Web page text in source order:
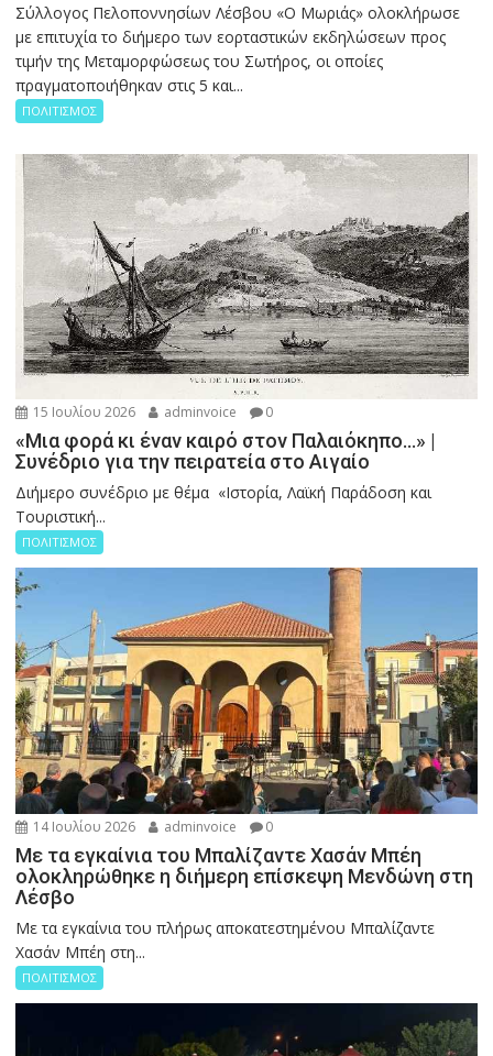
Σύλλογος Πελοποννησίων Λέσβου «Ο Μωριάς» ολοκλήρωσε
με επιτυχία το διήμερο των εορταστικών εκδηλώσεων προς
τιμήν της Μεταμορφώσεως του Σωτήρος, οι οποίες
πραγματοποιήθηκαν στις 5 και...
ΠΟΛΙΤΙΣΜΟΣ
15 Ιουλίου 2026 adminvoice 0
«Μια φορά κι έναν καιρό στον Παλαιόκηπο…» |
Συνέδριο για την πειρατεία στο Αιγαίο
Διήμερο συνέδριο με θέμα «Ιστορία, Λαϊκή Παράδοση και
Τουριστική...
ΠΟΛΙΤΙΣΜΟΣ
14 Ιουλίου 2026 adminvoice 0
Με τα εγκαίνια του Μπαλίζαντε Χασάν Μπέη
ολοκληρώθηκε η διήμερη επίσκεψη Μενδώνη στη
Λέσβο
Με τα εγκαίνια του πλήρως αποκατεστημένου Μπαλίζαντε
Χασάν Μπέη στη...
ΠΟΛΙΤΙΣΜΟΣ